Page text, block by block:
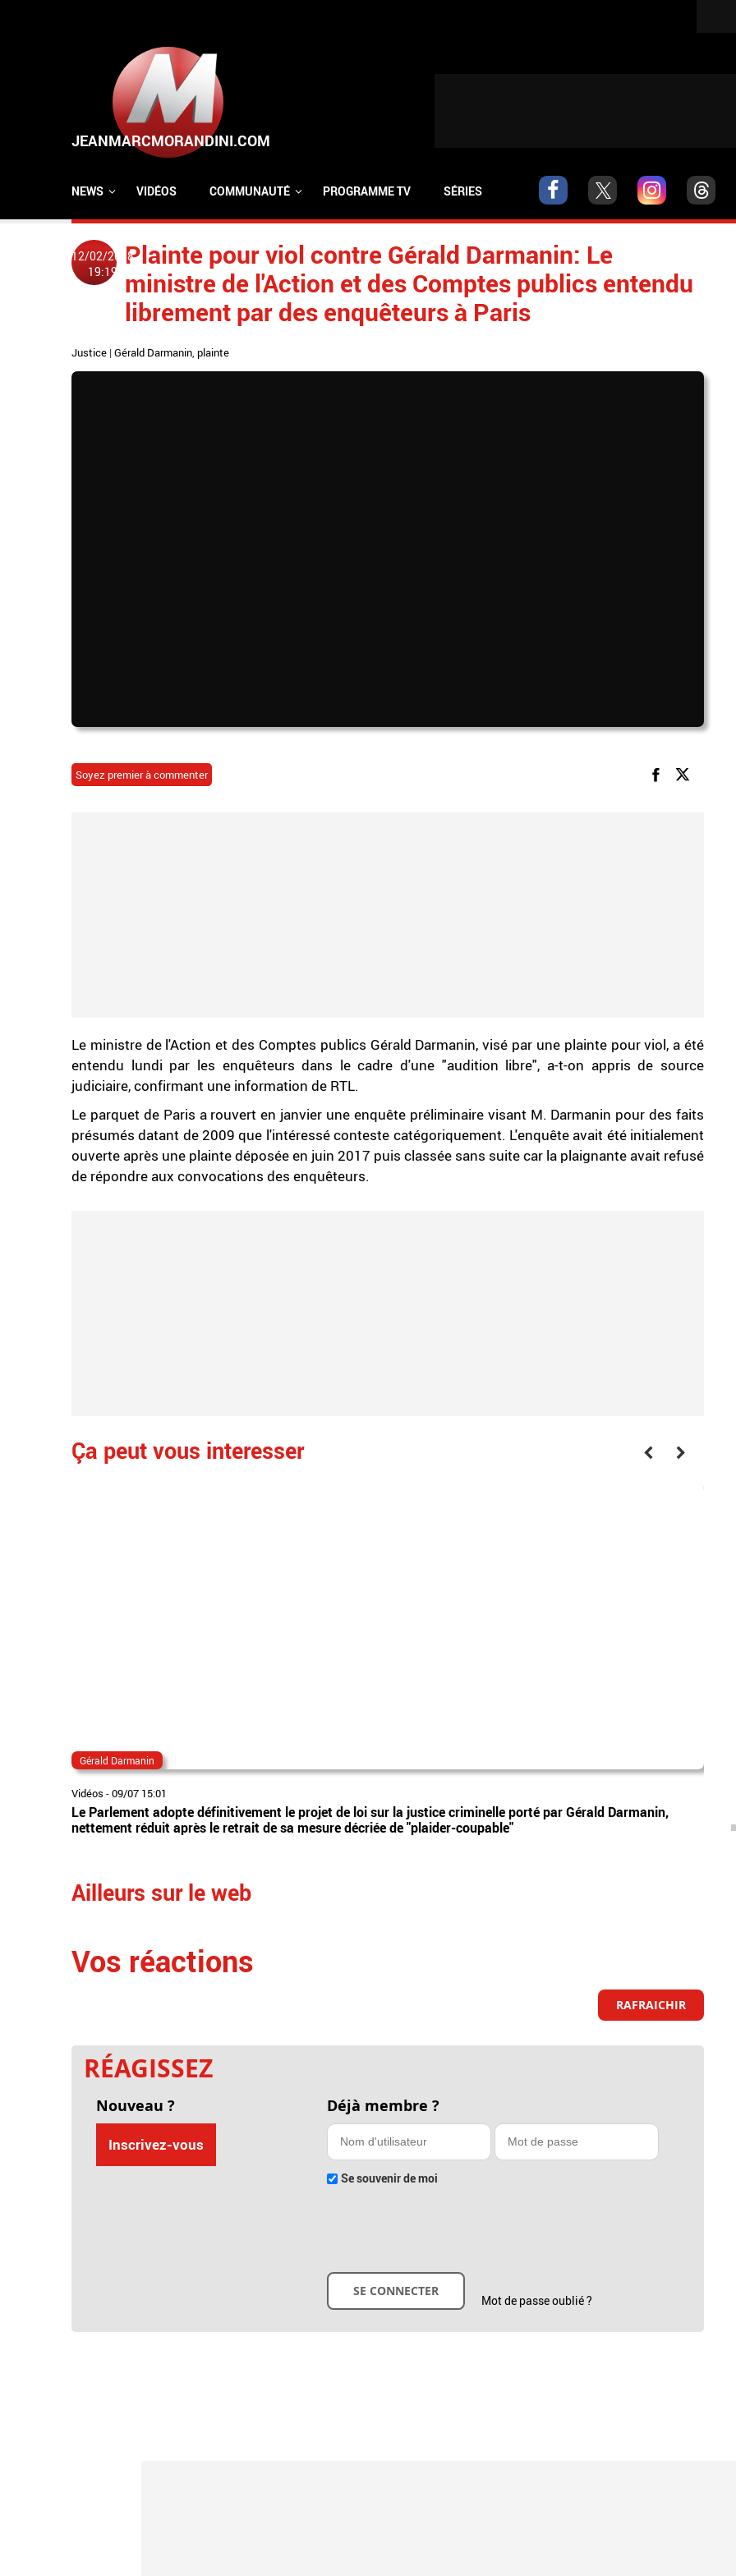
NEWS VIDÉOS COMMUNAUTÉ PROGRAMME TV SÉRIES
12/02/2018
19:19
Plainte pour viol contre Gérald Darmanin: Le
ministre de l'Action et des Comptes publics entendu
librement par des enquêteurs à Paris
Justice | Gérald Darmanin, plainte
Soyez premier à commenter
Le ministre de l'Action et des Comptes publics Gérald Darmanin, visé par une plainte pour viol, a été
entendu lundi par les enquêteurs dans le cadre d'une "audition libre", a-t-on appris de source
judiciaire, confirmant une information de RTL.
Le parquet de Paris a rouvert en janvier une enquête préliminaire visant M. Darmanin pour des faits
présumés datant de 2009 que l'intéressé conteste catégoriquement. L'enquête avait été initialement
ouverte après une plainte déposée en juin 2017 puis classée sans suite car la plaignante avait refusé
de répondre aux convocations des enquêteurs.
Ça peut vous interesser
Gérald Darmanin
Vidéos -09/07 15:01
Le Parlement adopte définitivement le projet de loi sur la justice criminelle porté par Gérald Darmanin,
nettement réduit après le retrait de sa mesure décriée de "plaider-coupable"
Ailleurs sur le web
Vos réactions
RAFRAICHIR
RÉAGISSEZ
Nouveau ?
Inscrivez-vous
Déjà membre ?
Se souvenir de moi
Mot de passe oublié ?